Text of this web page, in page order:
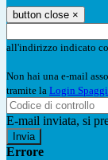
button close ×
all'indirizzo indicato
Non hai una e-mail
tramite la Login
E-mail inviata, si
Errore